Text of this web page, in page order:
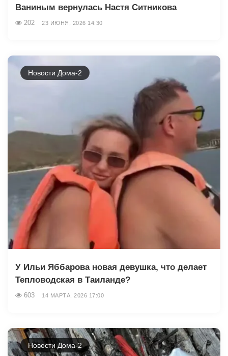
Ваниным вернулась Настя Ситникова
202 23 ИЮНЯ, 2026 14:30
Новости Дома-2
У Ильи Яббарова новая девушка, что делает
Тепловодская в Таиланде?
603 14 МАРТА, 2026 17:00
Новости Дома-2